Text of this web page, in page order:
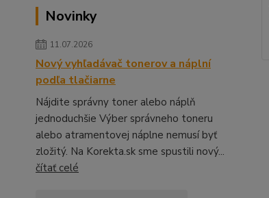
Novinky
11.07.2026
Nový vyhľadávač tonerov a náplní
podľa tlačiarne
Nájdite správny toner alebo náplň
jednoduchšie Výber správneho toneru
alebo atramentovej náplne nemusí byť
zložitý. Na Korekta.sk sme spustili nový...
čítať celé